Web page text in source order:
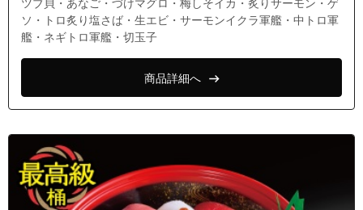
ツブ貝・あなご・づけマグロ・梅しそイカ・炙りサーモン・ゲ
ソ・トロ炙り塩さば・生エビ・サーモンイクラ軍艦・中トロ軍
艦・ネギトロ軍艦・切玉子
商品詳細へ